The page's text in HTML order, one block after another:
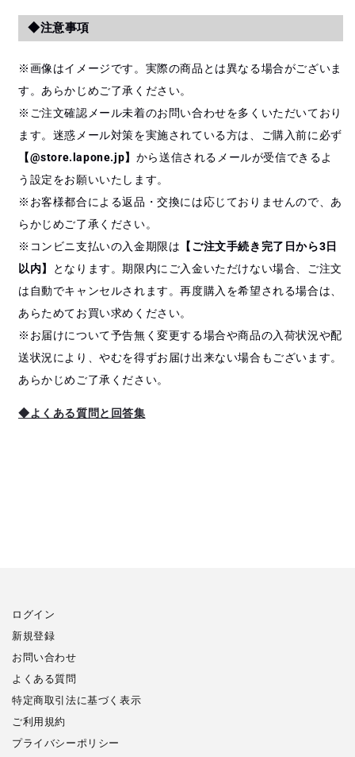
◆注意事項
※画像はイメージです。実際の商品とは異なる場合がございま
す。あらかじめご了承ください。
※ご注文確認メール未着のお問い合わせを多くいただいており
ます。迷惑メール対策を実施されている方は、ご購入前に必ず
【@store.lapone.jp】 から送信されるメールが受信できるよ
う設定をお願いいたします。
※お客様都合による返品・交換には応じておりませんので、あ
らかじめご了承ください。
※コンビニ支払いの入金期限は 【ご注文手続き完了日から3日
以内】
となります。期限内にご入金いただけない場合、ご注文
は自動でキャンセルされます。再度購入を希望される場合は、
あらためてお買い求めください。
※お届けについて予告無く変更する場合や商品の入荷状況や配
送状況により、やむを得ずお届け出来ない場合もございます。
あらかじめご了承ください。
◆よくある質問と回答集
ログイン
新規登録
お問い合わせ
よくある質問
特定商取引法に基づく表示
ご利用規約
プライバシーポリシー